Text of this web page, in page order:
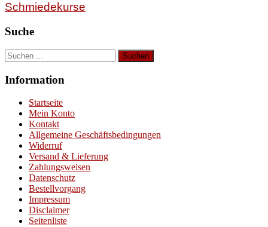
Schmiedekurse
Suche
Suchen
nach:
Information
Startseite
Mein Konto
Kontakt
Allgemeine Geschäftsbedingungen
Widerruf
Versand & Lieferung
Zahlungsweisen
Datenschutz
Bestellvorgang
Impressum
Disclaimer
Seitenliste